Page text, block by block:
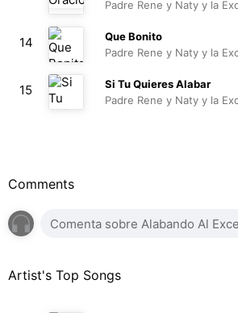
Padre Rene y Naty y la
02:50
14
Que Bonito
Padre Rene y Naty y la
06:18
15
Si Tu Quieres Alabar
Padre Rene y Naty y la
Comments
Artist's Top Songs